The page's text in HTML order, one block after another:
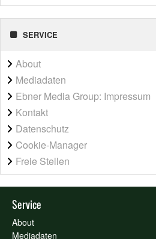
SERVICE
About
Mediadaten
Ebner Media Group: Impressum
Kontakt
Datenschutz
Cookie-Manager
Freie Stellen
Service
About
Mediadaten